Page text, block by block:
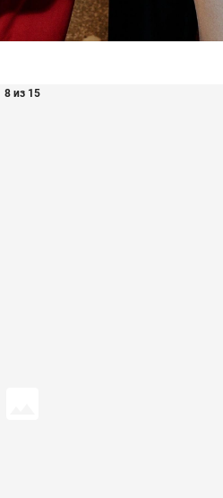
8 из 15